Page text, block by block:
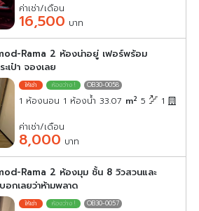
ค่าเช่า/เดือน
16,500 บาท
Rama 2 ห้องน่าอยู่ เฟอร์พร้อม
เป๋า จองเลย
OB30-0058
1 ห้องนอน 1 ห้องน้ำ 33.07 m2 5 1
ค่าเช่า/เดือน
8,000 บาท
Rama 2 ห้องมุม ชั้น 8 วิวสวนและ
อกเลยว่าห้ามพลาด
OB30-0057